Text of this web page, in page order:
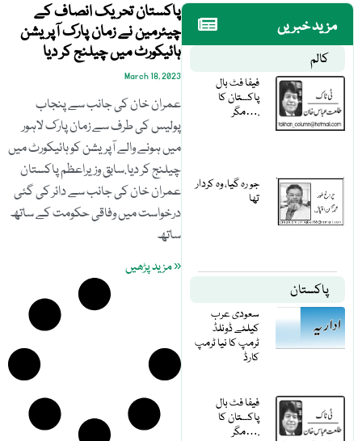
مزید خبریں
کالم
فیفا فٹ بال
پاکستان کا
مگر….
جو رہ گیا، وہ کردار
تھا
پاکستان
سعودی عرب
کیلئے ڈونلڈ
ٹرمپ کا نیا ٹرمپ
کارڈ
فیفا فٹ بال
پاکستان کا
مگر….
پاکستان تحریک انصاف کے
چیئرمین نے زمان پارک آپریشن
ہائیکورٹ میں چیلنج کر دیا
March 18, 2023
عمران خان کی جانب سے پنجاب
پولیس کی طرف سے زمان پارک لاہور
میں ہونے والے آپریشن کو ہائیکورٹ میں
چیلنج کر دیا.سابق وزیراعظم پاکستان
عمران خان کی جانب سے دائر کی گئی
درخواست میں وفاقی حکومت کے ساتھ
ساتھ
« مزید پڑھیں